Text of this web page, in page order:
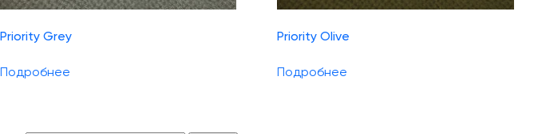
Priority Grey
Подробнее
Priority Olive
Подробнее